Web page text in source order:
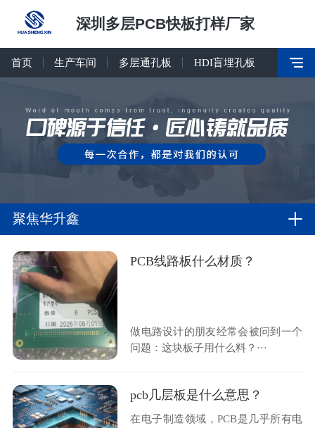
深圳多层PCB快板打样厂家
首页 生产车间 多层通孔板 HDI盲埋孔板
聚焦华升鑫
PCB线路板什么材质？
做电路设计的朋友经常会被问到一个
问题：这块板子用什么料？···
pcb几层板是什么意思？
在电子制造领域，PCB是几乎所有电